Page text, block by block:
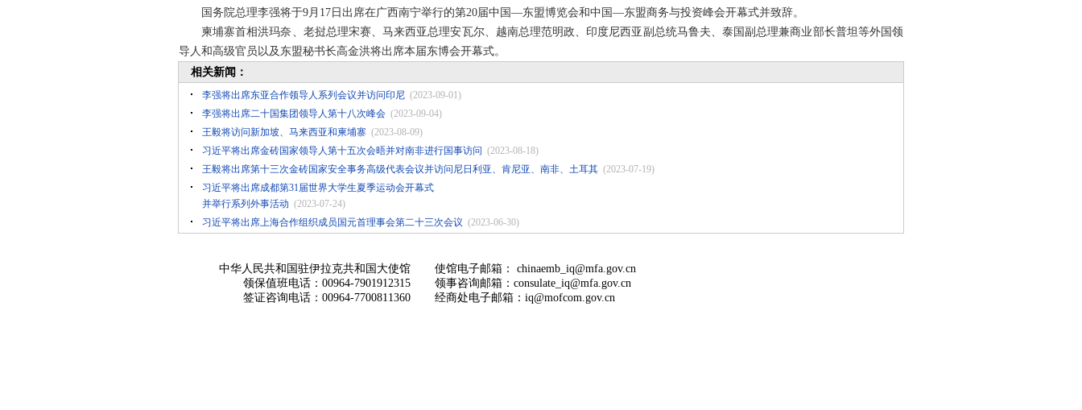
国务院总理李强将于9月17日出席在广西南宁举行的第20届中国—东盟博览会和中国—东盟商务与投资峰会开幕式并致辞。
柬埔寨首相洪玛奈、老挝总理宋赛、马来西亚总理安瓦尔、越南总理范明政、印度尼西亚副总统马鲁夫、泰国副总理兼商业部长普坦等外国领
导人和高级官员以及东盟秘书长高金洪将出席本届东博会开幕式。
相关新闻：
李强将出席东亚合作领导人系列会议并访问印尼 (2023-09-01)
李强将出席二十国集团领导人第十八次峰会 (2023-09-04)
王毅将访问新加坡、马来西亚和柬埔寨 (2023-08-09)
习近平将出席金砖国家领导人第十五次会晤并对南非进行国事访问 (2023-08-18)
王毅将出席第十三次金砖国家安全事务高级代表会议并访问尼日利亚、肯尼亚、南非、土耳其 (2023-07-19)
习近平将出席成都第31届世界大学生夏季运动会开幕式
并举行系列外事活动 (2023-07-24)
习近平将出席上海合作组织成员国元首理事会第二十三次会议 (2023-06-30)
中华人民共和国驻伊拉克共和国大使馆
领保值班电话：00964-7901912315
签证咨询电话：00964-7700811360
使馆电子邮箱： chinaemb_iq@mfa.gov.cn
领事咨询邮箱：consulate_iq@mfa.gov.cn
经商处电子邮箱：iq@mofcom.gov.cn